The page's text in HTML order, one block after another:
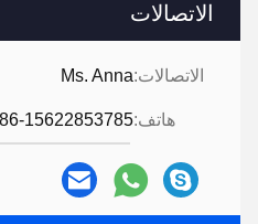
الاتصالات
الاتصالات:Ms. Anna
هاتف:86-15622853785